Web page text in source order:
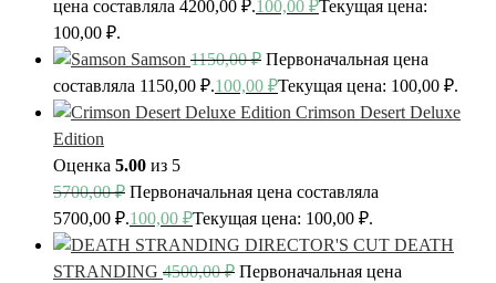
цена составляла 4200,00 ₽.100,00 ₽Текущая цена:
100,00 ₽.
Samson 1150,00₽ Первоначальная цена
составляла 1150,00 ₽.100,00 ₽Текущая цена: 100,00 ₽.
Crimson Desert Deluxe
Edition
Оценка 5.00 из 5
5700,00₽ Первоначальная цена составляла
5700,00 ₽.100,00 ₽Текущая цена: 100,00 ₽.
DEATH
STRANDING 4500,00₽ Первоначальная цена